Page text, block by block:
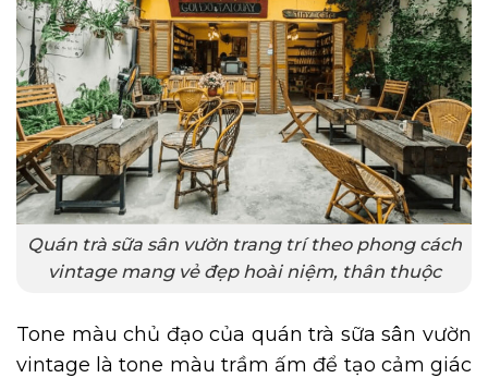
Quán trà sữa sân vườn trang trí theo phong cách
vintage mang vẻ đẹp hoài niệm, thân thuộc
Tone màu chủ đạo của quán trà sữa sân vườn
vintage là tone màu trầm ấm để tạo cảm giác